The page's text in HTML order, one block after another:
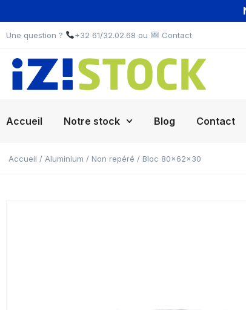
Une question ? +32 61/32.02.68 ou Contact
Accueil Notre stock Blog Contact
Accueil / Aluminium / Non repéré / Bloc 80x62x30